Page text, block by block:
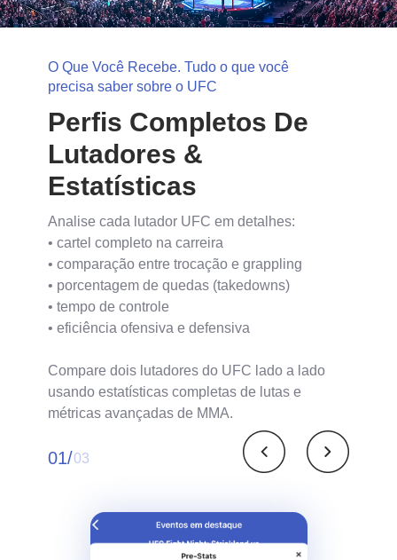
O Que Você Recebe. Tudo o que você
precisa saber sobre o UFC
Perfis Completos De
Lutadores &
Estatísticas
Analise cada lutador UFC em detalhes:
• cartel completo na carreira
• comparação entre trocação e grappling
• porcentagem de quedas (takedowns)
• tempo de controle
• eficiência ofensiva e defensiva
Compare dois lutadores do UFC lado a lado
usando estatísticas completas de lutas e
métricas avançadas de MMA.
03
01/